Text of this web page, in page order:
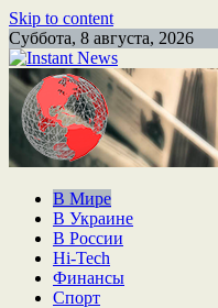
Skip to content
Суббота, 8 августа, 2026
В Мире
В Украине
В России
Hi-Tech
Финансы
Спорт